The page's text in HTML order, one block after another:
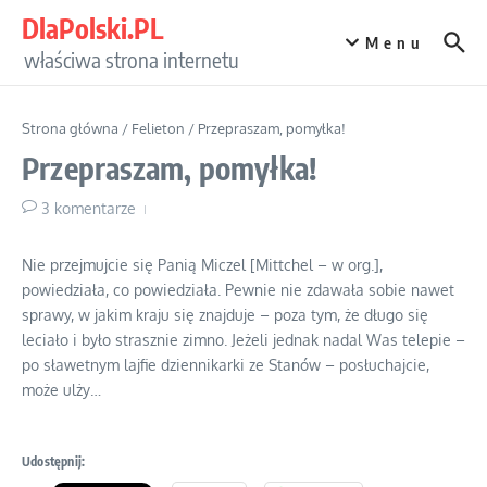
DlaPolski.PL
właściwa strona internetu
Menu
Strona główna / Felieton / Przepraszam, pomyłka!
Przepraszam, pomyłka!
3 komentarze
Nie przejmujcie się Panią Miczel [Mittchel – w org.],
powiedziała, co powiedziała. Pewnie nie zdawała sobie nawet
sprawy, w jakim kraju się znajduje – poza tym, że długo się
leciało i było strasznie zimno. Jeżeli jednak nadal Was telepie –
po sławetnym lajfie dziennikarki ze Stanów – posłuchajcie,
może ulży…
Udostępnij: